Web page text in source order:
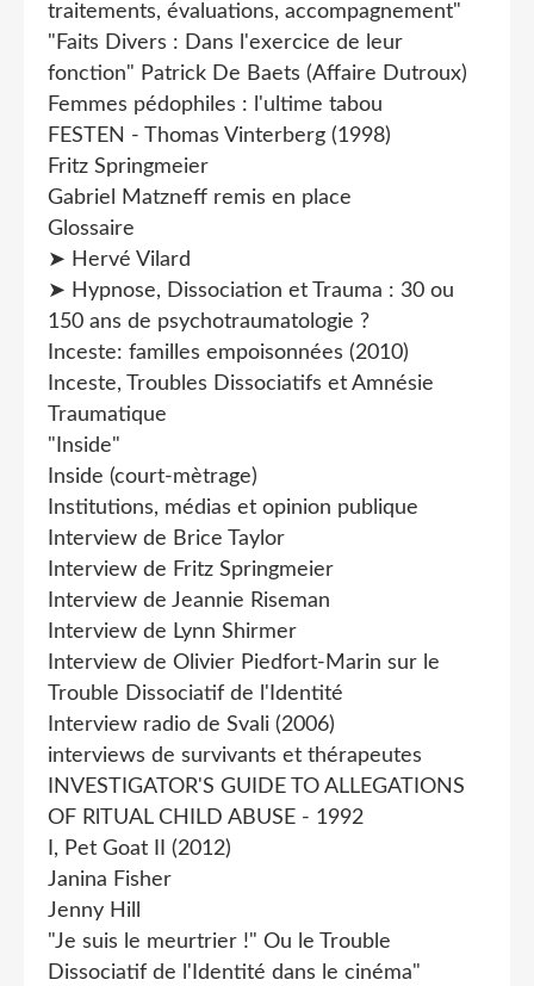
traitements, évaluations, accompagnement"
"Faits Divers : Dans l'exercice de leur
fonction" Patrick De Baets (Affaire Dutroux)
Femmes pédophiles : l'ultime tabou
FESTEN - Thomas Vinterberg (1998)
Fritz Springmeier
Gabriel Matzneff remis en place
Glossaire
➤ Hervé Vilard
➤ Hypnose, Dissociation et Trauma : 30 ou
150 ans de psychotraumatologie ?
Inceste: familles empoisonnées (2010)
Inceste, Troubles Dissociatifs et Amnésie
Traumatique
"Inside"
Inside (court-mètrage)
Institutions, médias et opinion publique
Interview de Brice Taylor
Interview de Fritz Springmeier
Interview de Jeannie Riseman
Interview de Lynn Shirmer
Interview de Olivier Piedfort-Marin sur le
Trouble Dissociatif de l'Identité
Interview radio de Svali (2006)
interviews de survivants et thérapeutes
INVESTIGATOR'S GUIDE TO ALLEGATIONS
OF RlTUAL CHILD ABUSE - 1992
I, Pet Goat II (2012)
Janina Fisher
Jenny Hill
"Je suis le meurtrier !" Ou le Trouble
Dissociatif de l'Identité dans le cinéma"